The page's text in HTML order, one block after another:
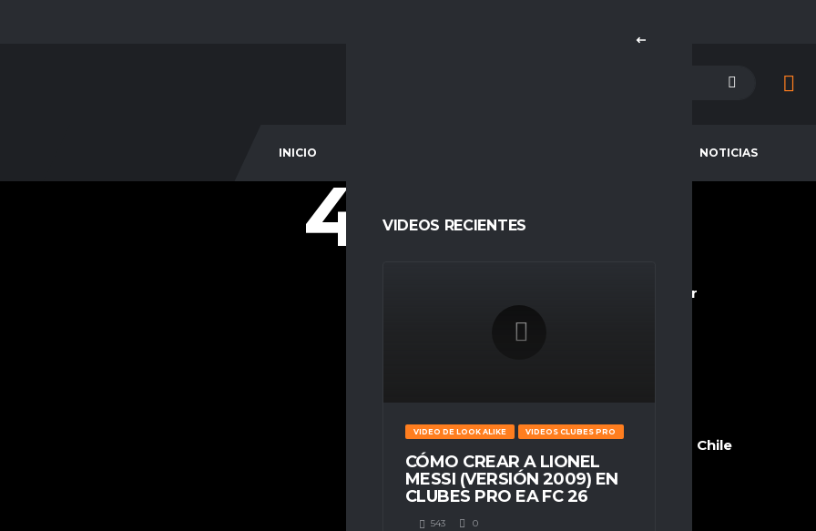
INICIO NOTICIAS
VIDEOS RECIENTES
VIDEO DE LOOK ALIKE VIDEOS CLUBES PRO
CÓMO CREAR A LIONEL
MESSI (VERSIÓN 2009) EN
CLUBES PRO EA FC 26
543 0
45 SAKACL
Espacio Gamer
Temporada 23
Chile